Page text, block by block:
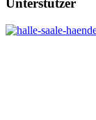
Unterstützer